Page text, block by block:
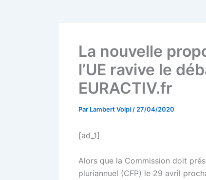
La nouvelle
l’UE ravive le
EURACTIV.fr
Par Lambert Volpi / 27/04/2020
[ad_1]
Alors que la Commission doit
pluriannuel (CFP) le 29 avril